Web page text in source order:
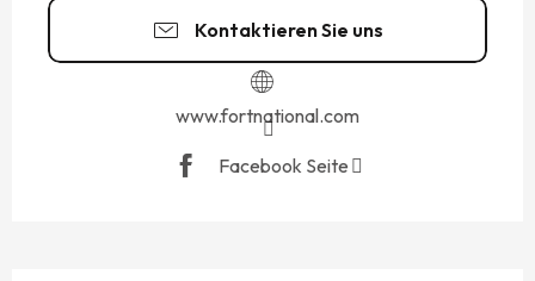
Kontaktieren Sie uns
www.fortnational.com
Facebook Seite